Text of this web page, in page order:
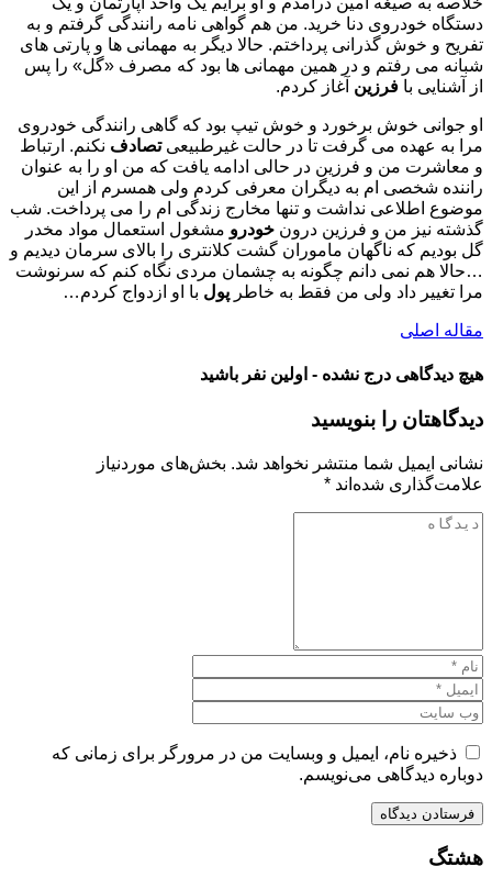
دستگاه خودروی دنا خرید. من هم گواهی نامه رانندگی گرفتم و به
تفریح و خوش گذرانی پرداختم. حالا دیگر به مهمانی ها و پارتی های
شبانه می رفتم و در همین مهمانی ها بود که مصرف «گل» را پس
از آشنایی با فرزین آغاز کردم.
او جوانی خوش برخورد و خوش تیپ بود که گاهی رانندگی خودروی
مرا به عهده می گرفت تا در حالت غیرطبیعیتصادف نکنم. ارتباط
و معاشرت من و فرزین در حالی ادامه یافت که من او را به عنوان
راننده شخصی ام به دیگران معرفی کردم ولی همسرم از این
موضوع اطلاعی نداشت و تنها مخارج زندگی ام را می پرداخت. شب
گذشته نیز من و فرزین درون خودرو مشغول استعمال مواد مخدر
گل بودیم که ناگهان ماموران گشت کلانتری را بالای سرمان دیدیم و
…حالا هم نمی دانم چگونه به چشمان مردی نگاه کنم که سرنوشت
مرا تغییر داد ولی من فقط به خاطر پول با او ازدواج کردم…
مقاله اصلی
هیچ دیدگاهی درج نشده - اولین نفر باشید
دیدگاهتان را بنویسید
نشانی ایمیل شما منتشر نخواهد شد. بخش‌های موردنیاز
علامت‌گذاری شده‌اند *
ذخیره نام، ایمیل و وبسایت من در مرورگر برای زمانی که
دوباره دیدگاهی می‌نویسم.
هشتگ